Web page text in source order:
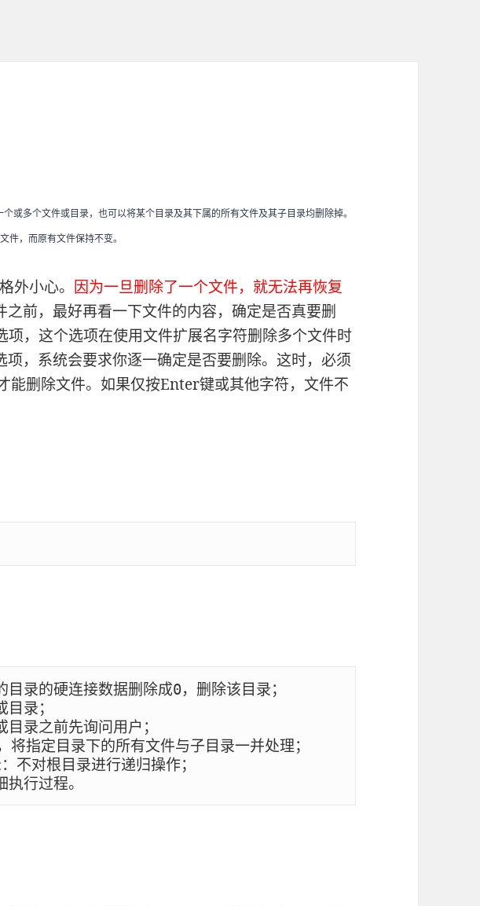
或多个文件或目录，也可以将某个目录及其下属的所有文件及其子目录均删除掉。
件，而原有文件保持不变。
外小心。 因为一旦删除了一个文件，就无法再恢复
之前，最好再看一下文件的内容，确定是否真要删
，这个选项在使用文件扩展名字符删除多个文件时
项，系统会要求你逐一确定是否要删除。这时，必须
能删除文件。如果仅按Enter键或其他字符，文件不
录的硬连接数据删除成0，删除该目录；
录；
录之前先询问用户；
指定目录下的所有文件与子目录一并处理；
对根目录进行递归操作；
行过程。